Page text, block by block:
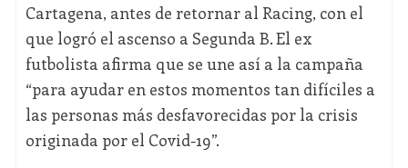
Cartagena, antes de retornar al Racing, con el
que logró el ascenso a Segunda B. El ex
futbolista afirma que se une así a la campaña
“para ayudar en estos momentos tan difíciles a
las personas más desfavorecidas por la crisis
originada por el Covid-19”.